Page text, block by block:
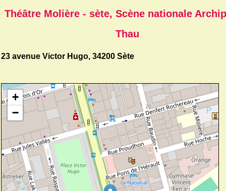
Théâtre Molière - sète, Scène nationale
Thau
23 avenue Victor Hugo, 34200 Sète
+
−